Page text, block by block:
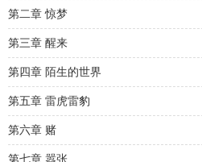
第二章 惊梦
第三章 醒来
第四章 陌生的世界
第五章 雷虎雷豹
第六章 赌
第七章 嚣张